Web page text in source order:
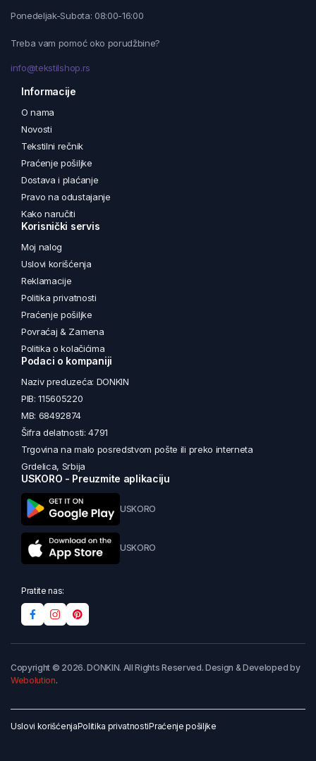
Ponedeljak-Subota: 08:00-16:00
Treba vam pomoć oko porudžbine?
info@tekstilshop.rs
Informacije
O nama
Novosti
Tekstilni rečnik
Praćenje pošiljke
Dostava i plaćanje
Pravo na odustajanje
Kako naručiti
Korisnički servis
Moj nalog
Uslovi korišćenja
Reklamacije
Politika privatnosti
Praćenje pošiljke
Povraćaj & Zamena
Politika o kolačićima
Podaci o kompaniji
Naziv preduzeća: DONKIN
PIB: 115605220
MB: 68492874
Šifra delatnosti: 4791
Trgovina na malo posredstvom pošte ili preko interneta
Grdelica, Srbija
USKORO - Preuzmite aplikaciju
USKORO
USKORO
Pratite nas:
Copyright © 2026. DONKIN. All Rights Reserved. Design & Developed by
Webolution.
Uslovi korišćenjaPolitika privatnostiPraćenje pošiljke